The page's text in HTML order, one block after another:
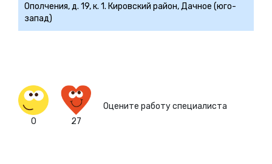
Ополчения, д. 19, к. 1. Кировский район, Дачное (юго-
запад)
0 27
Оцените работу специалиста